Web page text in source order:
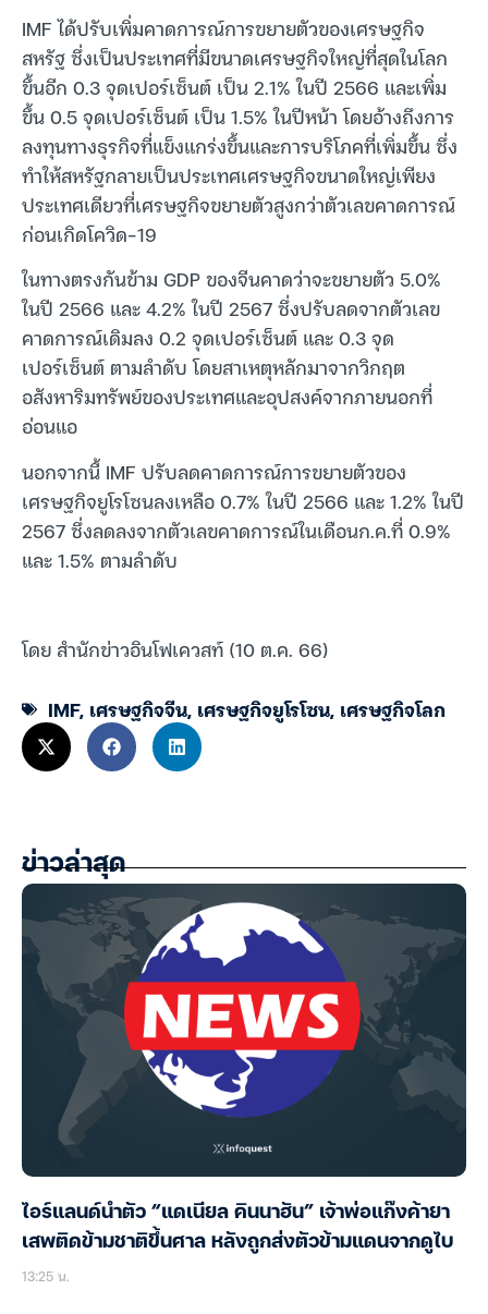
IMF ได้ปรับเพิ่มคาดการณ์การขยายตัวของเศรษฐกิจ
สหรัฐ ซึ่งเป็นประเทศที่มีขนาดเศรษฐกิจใหญ่ที่สุดในโลก
ขึ้นอีก 0.3 จุดเปอร์เซ็นต์ เป็น 2.1% ในปี 2566 และเพิ่ม
ขึ้น 0.5 จุดเปอร์เซ็นต์ เป็น 1.5% ในปีหน้า โดยอ้างถึงการ
ลงทุนทางธุรกิจที่แข็งแกร่งขึ้นและการบริโภคที่เพิ่มขึ้น ซึ่ง
ทำให้สหรัฐกลายเป็นประเทศเศรษฐกิจขนาดใหญ่เพียง
ประเทศเดียวที่เศรษฐกิจขยายตัวสูงกว่าตัวเลขคาดการณ์
ก่อนเกิดโควิด-19
ในทางตรงกันข้าม GDP ของจีนคาดว่าจะขยายตัว 5.0%
ในปี 2566 และ 4.2% ในปี 2567 ซึ่งปรับลดจากตัวเลข
คาดการณ์เดิมลง 0.2 จุดเปอร์เซ็นต์ และ 0.3 จุด
เปอร์เซ็นต์ ตามลำดับ โดยสาเหตุหลักมาจากวิกฤต
อสังหาริมทรัพย์ของประเทศและอุปสงค์จากภายนอกที่
อ่อนแอ
นอกจากนี้ IMF ปรับลดคาดการณ์การขยายตัวของ
เศรษฐกิจยูโรโซนลงเหลือ 0.7% ในปี 2566 และ 1.2% ในปี
2567 ซึ่งลดลงจากตัวเลขคาดการณ์ในเดือนก.ค.ที่ 0.9%
และ 1.5% ตามลำดับ
โดย สำนักข่าวอินโฟเควสท์ (10 ต.ค. 66)
IMF, เศรษฐกิจจีน, เศรษฐกิจยูโรโซน, เศรษฐกิจโลก
ข่าวล่าสุด
ไอร์แลนด์นำตัว “แดเนียล คินนาฮัน” เจ้าพ่อแก๊งค้ายา
เสพติดข้ามชาติขึ้นศาล หลังถูกส่งตัวข้ามแดนจากดูไบ
13:25 น.